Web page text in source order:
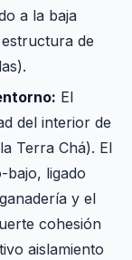
a la baja
de
El
del interior de
Terra Chá). El
bajo, ligado
y el
cohesión
aislamiento